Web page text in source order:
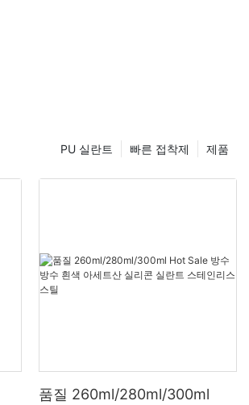
제품
빠른 접착제
PU 실란트
품질 260ml/280ml/300ml